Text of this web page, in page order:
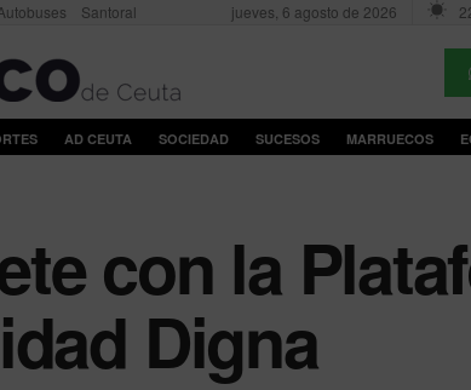
Santoral jueves, 6 agosto de 2026
AD CEUTA SOCIEDAD SUCESOS MARRUECOS
con la
Digna